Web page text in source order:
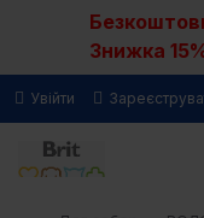
Знижка
Увійти